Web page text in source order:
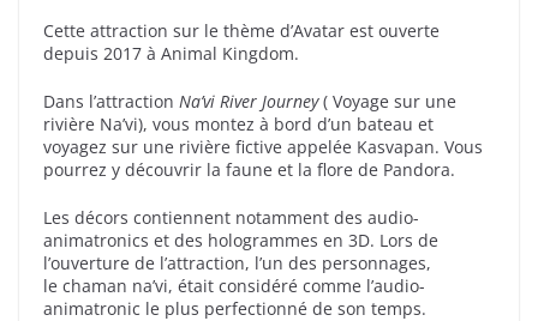
Cette attraction sur le thème d’Avatar est ouverte
depuis 2017 à Animal Kingdom.
Dans l’attraction Na’vi River Journey( Voyage sur une
rivière Na’vi), vous montez à bord d’un bateau et
voyagez sur une rivière fictive appelée Kasvapan. Vous
pourrez y découvrir la faune et la flore de Pandora.
Les décors contiennent notamment des audio-
animatronics et des hologrammes en 3D. Lors de
l’ouverture de l’attraction, l’un des personnages,
le chaman na’vi, était considéré comme l’audio-
animatronic le plus perfectionné de son temps.